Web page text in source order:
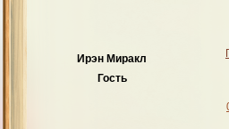
Ирэн Миракл
Гость